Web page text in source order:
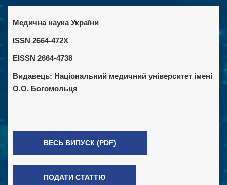
Медична наука України
ISSN 2664-472X
EISSN 2664-4738
Видавець: Національний медичний університет імені
О.О. Богомольця
ВЕСЬ ВИПУСК (PDF)
ПОДАТИ СТАТТЮ